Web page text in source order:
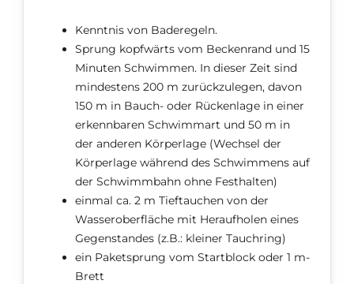
Kenntnis von Baderegeln.
Sprung kopfwärts vom Beckenrand und 15
Minuten Schwimmen. In dieser Zeit sind
mindestens 200 m zurückzulegen, davon
150 m in Bauch- oder Rückenlage in einer
erkennbaren Schwimmart und 50 m in
der anderen Körperlage (Wechsel der
Körperlage während des Schwimmens auf
der Schwimmbahn ohne Festhalten)
einmal ca. 2 m Tieftauchen von der
Wasseroberfläche mit Heraufholen eines
Gegenstandes (z.B.: kleiner Tauchring)
ein Paketsprung vom Startblock oder 1 m-
Brett